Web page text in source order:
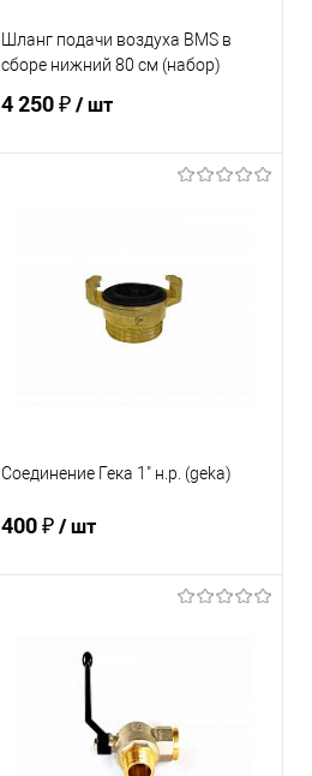
Шланг подачи воздуха BMS в
сборе нижний 80 см (набор)
4 250 ₽/ шт
В избранное
Под заказ
Соединение Гека 1" н.р. (geka)
400 ₽/ шт
Купить в 1 клик
В избранное
В наличии